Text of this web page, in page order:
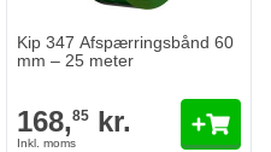
Kip 347 Afspærringsbånd 60
mm – 25 meter
168,85 kr.